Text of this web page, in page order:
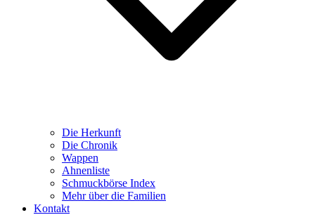
Die Herkunft
Die Chronik
Wappen
Ahnenliste
Schmuckbörse Index
Mehr über die Familien
Kontakt